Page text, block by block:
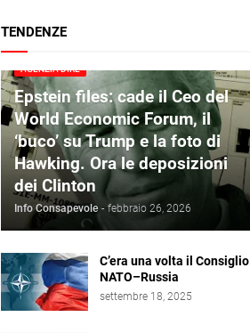
TENDENZE
AGENZIA DIRE
Epstein files: cade il Ceo del
World Economic Forum, il
‘buco’ su Trump e la foto di
Hawking. Ora le deposizioni
dei Clinton
Info Consapevole - febbraio 26, 2026
C’era una volta il Consiglio
NATO–Russia
settembre 18, 2025